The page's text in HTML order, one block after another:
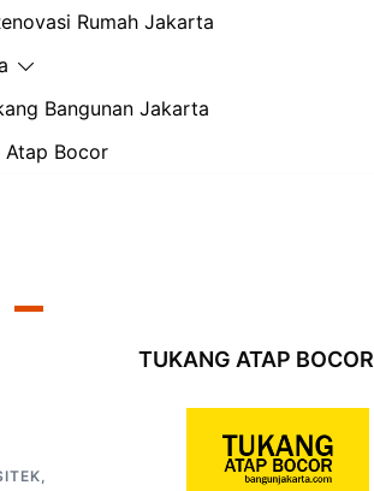
Rumah Jakarta
Bangunan Jakarta
Atap Bocor
,
TUKANG ATAP BOCOR